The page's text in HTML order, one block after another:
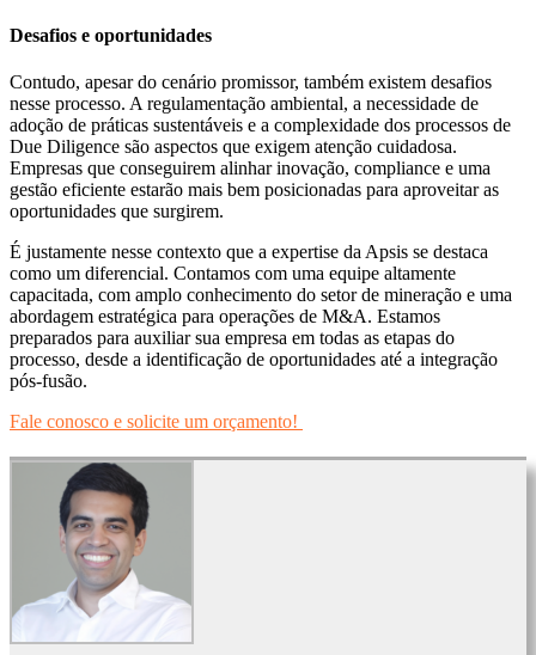
Desafios e oportunidades
Contudo, apesar do cenário promissor, também existem desafios
nesse processo. A regulamentação ambiental, a necessidade de
adoção de práticas sustentáveis e a complexidade dos processos de
Due Diligence são aspectos que exigem atenção cuidadosa.
Empresas que conseguirem alinhar inovação, compliance e uma
gestão eficiente estarão mais bem posicionadas para aproveitar as
oportunidades que surgirem.
É justamente nesse contexto que a expertise da Apsis se destaca
como um diferencial. Contamos com uma equipe altamente
capacitada, com amplo conhecimento do setor de mineração e uma
abordagem estratégica para operações de M&A. Estamos
preparados para auxiliar sua empresa em todas as etapas do
processo, desde a identificação de oportunidades até a integração
pós-fusão.
Fale conosco e solicite um orçamento!